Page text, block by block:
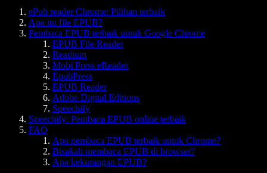
ePub reader Chrome: Pilihan terbaik
Apa itu file EPUB?
Pembaca EPUB terbaik untuk Google Chrome
EPUB File Reader
Readium
Mobi Press eReader
EpubPress
EPUB Reader
Adobe Digital Editions
Speechify
Speechify: Pembaca EPUB online terbaik
FAQ
Apa pembaca EPUB terbaik untuk Chrome?
Bisakah membaca EPUB di browser?
Apa kekurangan EPUB?